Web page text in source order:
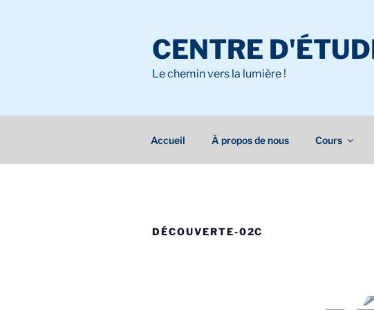
CENTRE
Le chemin vers la lumière !
Accueil À propos de nous Cours
DÉCOUVERTE-02C